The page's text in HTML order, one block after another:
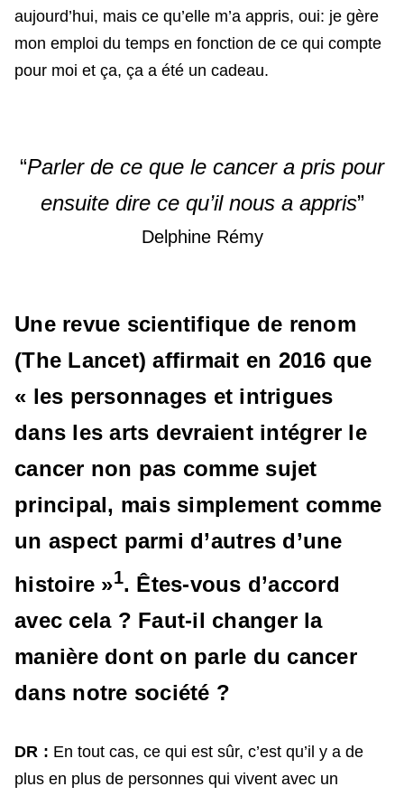
aujourd’hui, mais ce qu’elle m’a appris, oui: je gère
mon emploi du temps en fonction de ce qui compte
pour moi et ça, ça a été un cadeau.
“Parler de ce que le cancer a pris pour
ensuite dire ce qu’il nous a appris”
Delphine Rémy
Une revue scientifique de renom
(The Lancet) affirmait en 2016 que
« les personnages et intrigues
dans les arts devraient intégrer le
cancer non pas comme sujet
principal, mais simplement comme
un aspect parmi d’autres d’une
histoire »1. Êtes-vous d’accord
avec cela ? Faut-il changer la
manière dont on parle du cancer
dans notre société ?
DR : En tout cas, ce qui est sûr, c’est qu’il y a de
plus en plus de personnes qui vivent avec un